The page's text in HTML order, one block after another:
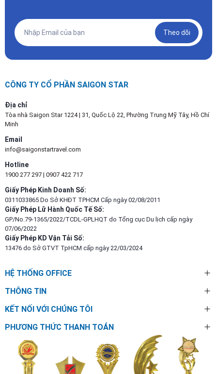
Theo dõi
CÔNG TY CỔ PHẦN SAIGON STAR
Địa chỉ
Tòa nhà Saigon Star 1224 | 31, Quốc Lộ 22, Phường Trung Mỹ Tây, Hồ Chí
Minh
Email
info@saigonstartravel.com
Hotline
1900 277 297 | 0907 422 717
Giấy Phép Kinh Doanh Số:
0311033865 Do Sở KHĐT TPHCM Cấp ngày 02/08/2011
Giấy Phép Lữ Hành Quốc Tế Số:
GP/No.79-1365/2022/TCDL-GPLHQT do Tổng cục Du lịch cấp ngày
07/06/2022
Giấy Phép KD Vận Tải Số:
13476 do Sở GTVT TpHCM cấp ngày 22/03/2024
HỆ THỐNG OFFICE
THÔNG TIN
KẾT NỐI VỚI CHÚNG TÔI
PHƯƠNG THỨC THANH TOÁN